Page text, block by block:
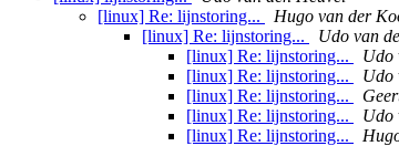
[linux] Re: lijnstoring...
Hugo van der
[linux] Re: lijnstoring...
Udo van
[linux] Re: lijnstoring...
Udo
[linux] Re: lijnstoring...
Udo
[linux] Re: lijnstoring...
[linux] Re: lijnstoring...
Udo
[linux] Re: lijnstoring...